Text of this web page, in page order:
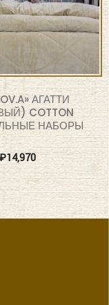
АГАТТИ
COTTON
НАБОРЫ
₽14,970